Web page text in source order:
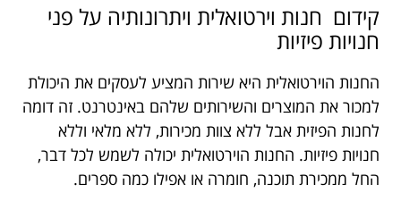
קידום חנות וירטואלית ויתרונותיה על פני
חנויות פיזיות
החנות הוירטואלית היא שירות המציע לעסקים את היכולת
למכור את המוצרים והשירותים שלהם באינטרנט. זה דומה
לחנות הפיזית אבל ללא צוות מכירות, ללא מלאי וללא
חנויות פיזיות. החנות הוירטואלית יכולה לשמש לכל דבר,
החל ממכירת תוכנה, חומרה או אפילו כמה ספרים.